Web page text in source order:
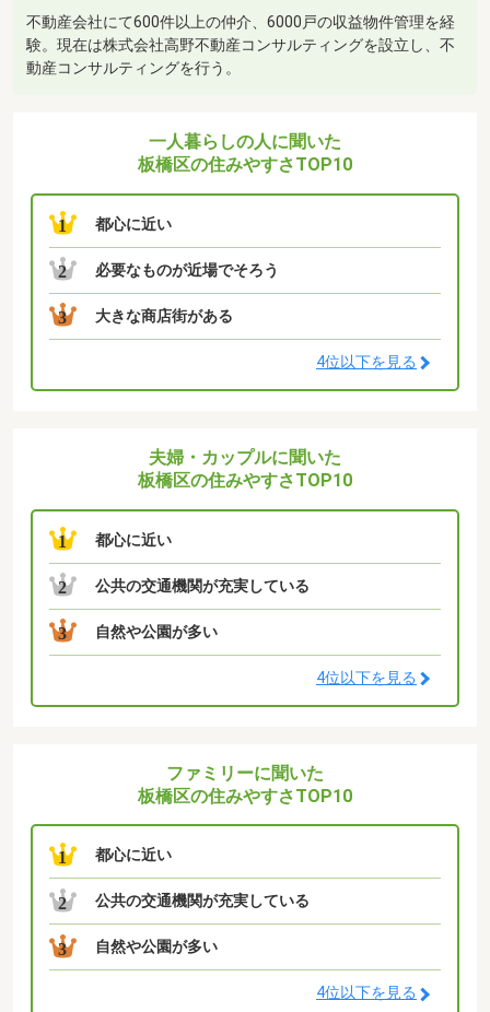
不動産会社にて600件以上の仲介、6000戸の収益物件管理を経
験。現在は株式会社高野不動産コンサルティングを設立し、不
動産コンサルティングを行う。
一人暮らしの人に聞いた
板橋区の住みやすさTOP10
1 都心に近い
2 必要なものが近場でそろう
3 大きな商店街がある
4位以下を見る
夫婦・カップルに聞いた
板橋区の住みやすさTOP10
1 都心に近い
2 公共の交通機関が充実している
3 自然や公園が多い
4位以下を見る
ファミリーに聞いた
板橋区の住みやすさTOP10
1 都心に近い
2 公共の交通機関が充実している
3 自然や公園が多い
4位以下を見る